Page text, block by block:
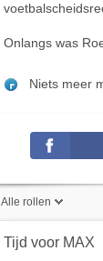
Onlangs was
Niets meer
Alle rollen
Alle rollen
Tijd voor MAX